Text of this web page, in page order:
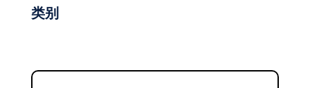
类别